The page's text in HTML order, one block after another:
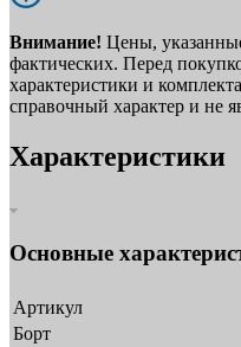
Внимание! Цены,
фактических. Перед
характеристики и
справочный характер и не
Характеристики
Основные
Артикул
Борт